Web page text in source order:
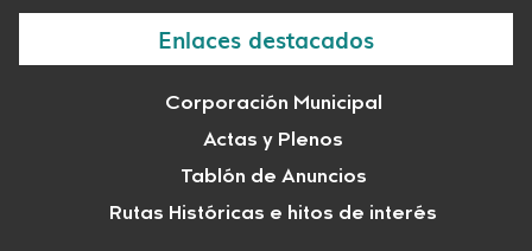
Enlaces destacados
Corporación Municipal
Actas y Plenos
Tablón de Anuncios
Rutas Históricas e hitos de interés